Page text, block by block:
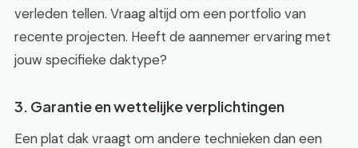
verleden tellen. Vraag altijd om een portfolio van
recente projecten. Heeft de aannemer ervaring met
jouw specifieke daktype?
3. Garantie en wettelijke verplichtingen
Een plat dak vraagt om andere technieken dan een